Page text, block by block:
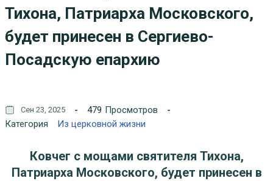
Тихона, Патриарха Московского,
будет принесен в Сергиево-
Посадскую епархию
Сен 23, 2025 479 Просмотров
Категория
Из церковной жизни
Ковчег с мощами святителя Тихона,
Патриарха Московского, будет принесен в